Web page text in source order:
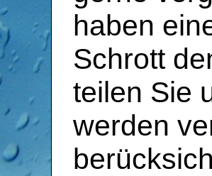
haben
Schrott
teilen Sie
werden